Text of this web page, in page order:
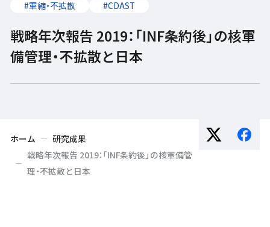
#軍縮・不拡散
#CDAST
戦略年次報告 2019：「INF条約後」の核軍
備管理・不拡散と日本
ホーム
研究成果
戦略年次報告 2019：「INF条約後」の核軍備管
理・不拡散と日本